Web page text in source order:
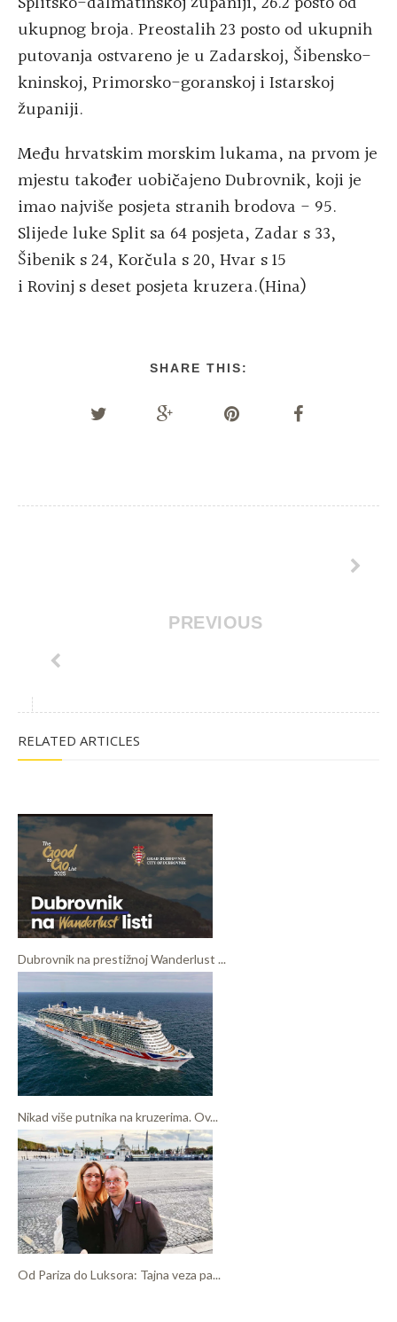
ukupnog broja. Preostalih 23 posto od ukupnih
putovanja ostvareno je u Zadarskoj, Šibensko-
kninskoj, Primorsko-goranskoj i Istarskoj
županiji.
Među hrvatskim morskim lukama, na prvom je
mjestu također uobičajeno Dubrovnik, koji je
imao najviše posjeta stranih brodova - 95.
Slijede luke Split sa 64 posjeta, Zadar s 33,
Šibenik s 24, Korčula s 20, Hvar s 15
i Rovinj s deset posjeta kruzera.(Hina)
SHARE THIS:
PREVIOUS
RELATED ARTICLES
Dubrovnik na prestižnoj Wanderlust ...
Nikad više putnika na kruzerima. Ov...
Od Pariza do Luksora: Tajna veza pa...